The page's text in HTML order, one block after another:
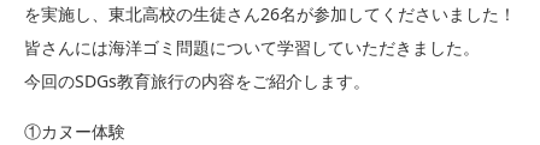
を実施し、東北高校の生徒さん26名が参加してくださいました！
皆さんには海洋ゴミ問題について学習していただきました。
今回のSDGs教育旅行の内容をご紹介します。
①カヌー体験